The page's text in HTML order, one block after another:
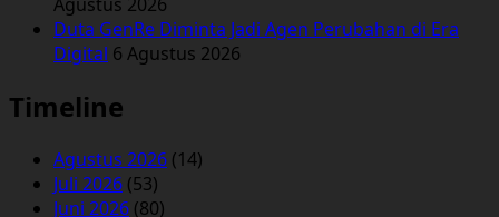
Duta GenRe Diminta Jadi Agen Perubahan di Era
Digital 6 Agustus 2026
Timeline
Agustus 2026 (14)
Juli 2026 (53)
Juni 2026 (80)